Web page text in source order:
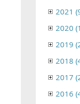
2021
2020
2019
2018
2017
2016